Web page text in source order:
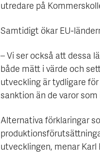
utredare på
Samtidigt ökar EU-
– Vi ser också att dessa
både mätt i värde och
utveckling är tydligare
sanktion än de varor
Alternativa förklaringar
utvecklingen, menar Karl